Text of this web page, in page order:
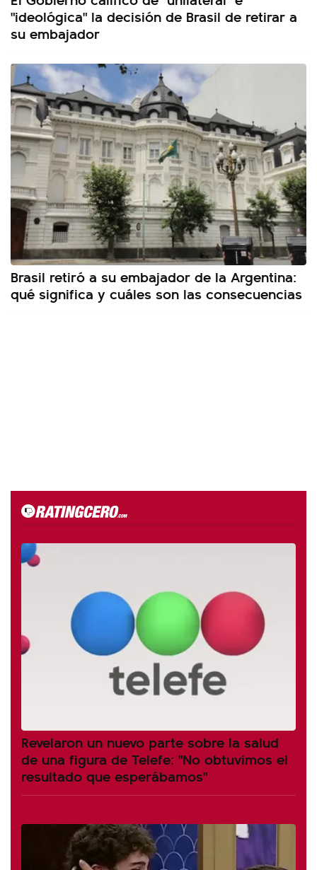
"ideológica" la decisión de Brasil de retirar a
su embajador
Brasil retiró a su embajador de la Argentina:
qué significa y cuáles son las consecuencias
Revelaron un nuevo parte sobre la salud
de una figura de Telefe: "No obtuvimos el
resultado que esperábamos"